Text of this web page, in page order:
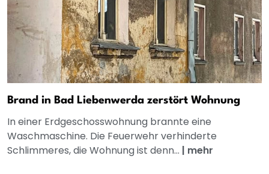
Brand in Bad Liebenwerda zerstört Wohnung
In einer Erdgeschosswohnung brannte eine
Waschmaschine. Die Feuerwehr verhinderte
Schlimmeres, die Wohnung ist denn... | mehr